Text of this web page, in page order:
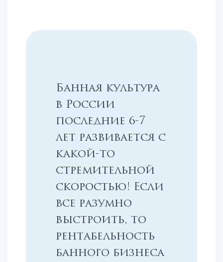
Банная культура
в России
последние 6-7
лет развивается с
какой-то
стремительной
скоростью! Если
все разумно
выстроить, то
рентабельность
банного бизнеса